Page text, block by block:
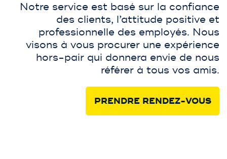
Notre service est basé sur la confiance
des clients, l’attitude positive et
professionnelle des employés. Nous
visons à vous procurer une expérience
hors-pair qui donnera envie de nous
référer à tous vos amis.
PRENDRE RENDEZ-VOUS